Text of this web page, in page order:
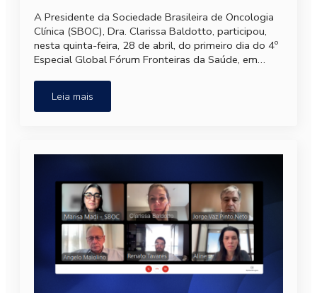
A Presidente da Sociedade Brasileira de Oncologia
Clínica (SBOC), Dra. Clarissa Baldotto, participou,
nesta quinta-feira, 28 de abril, do primeiro dia do 4º
Especial Global Fórum Fronteiras da Saúde, em…
Leia mais